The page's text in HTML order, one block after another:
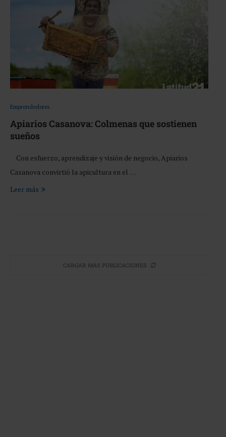
Emprendedores
Apiarios Casanova: Colmenas que sostienen
sueños
Con esfuerzo, aprendizaje y visión de negocio, Apiarios
Casanova convirtió la apicultura en el …
Leer más
CARGAR MÁS PUBLICACIONES